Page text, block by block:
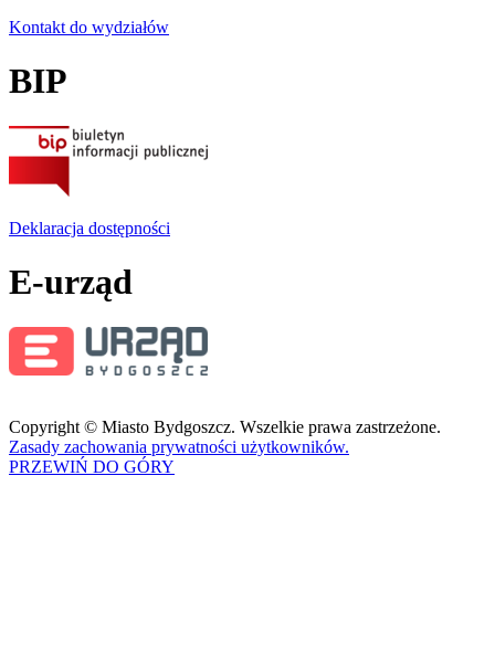
Kontakt do wydziałów
BIP
Deklaracja dostępności
E-urząd
Copyright © Miasto Bydgoszcz. Wszelkie prawa zastrzeżone.
Zasady zachowania prywatności użytkowników.
PRZEWIŃ DO GÓRY